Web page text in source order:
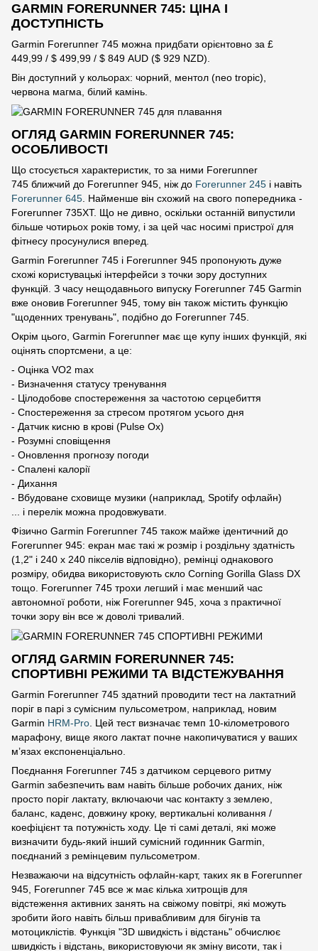
GARMIN FORERUNNER 745: ЦІНА І
ДОСТУПНІСТЬ
Garmin Forerunner 745 можна придбати орієнтовно за £
449,99 / $ 499,99 / $ 849 AUD ($ 929 NZD).
Він доступний у кольорах: чорний, ментол (neo tropic),
червона магма, білий камінь.
ОГЛЯД GARMIN FORERUNNER 745:
ОСОБЛИВОСТІ
Що стосується характеристик, то за ними Forerunner
745 ближчий до Forerunner 945, ніж до Forerunner 245 і навіть
Forerunner 645 . Найменше він схожий на свого попередника -
Forerunner 735XT. Що не дивно, оскільки останній випустили
більше чотирьох років тому, і за цей час носимі пристрої для
фітнесу просунулися вперед.
Garmin Forerunner 745 і Forerunner 945 пропонують дуже
схожі користувацькі інтерфейси з точки зору доступних
функцій. З часу нещодавнього випуску Forerunner 745 Garmin
вже оновив Forerunner 945, тому він також містить функцію
"щоденних тренувань", подібно до Forerunner 745.
Окрім цього, Garmin Forerunner має ще купу інших функцій, які
оцінять спортсмени, а це:
- Оцінка VO2 max
- Визначення статусу тренування
- Цілодобове спостереження за частотою серцебиття
- Спостереження за стресом протягом усього дня
- Датчик кисню в крові (Pulse Ox)
- Розумні сповіщення
- Оновлення прогнозу погоди
- Спалені калорії
- Дихання
- Вбудоване сховище музики (наприклад, Spotify офлайн)
... і перелік можна продовжувати.
Фізично Garmin Forerunner 745 також майже ідентичний до
Forerunner 945: екран має такі ж розмір і роздільну здатність
(1,2" і 240 x 240 пікселів відповідно), ремінці однакового
розміру, обидва використовують скло Corning Gorilla Glass DX
тощо. Forerunner 745 трохи легший і має менший час
автономної роботи, ніж Forerunner 945, хоча з практичної
точки зору він все ж доволі тривалий.
ОГЛЯД GARMIN FORERUNNER 745:
СПОРТИВНІ РЕЖИМИ ТА ВІДСТЕЖУВАННЯ
Garmin Forerunner 745 здатний проводити тест на лактатний
поріг в парі з сумісним пульсометром, наприклад, новим
Garmin HRM-Pro . Цей тест визначає темп 10-кілометрового
марафону, вище якого лактат почне накопичуватися у ваших
м’язах експоненціально.
Поєднання Forerunner 745 з датчиком серцевого ритму
Garmin забезпечить вам навіть більше робочих даних, ніж
просто поріг лактату, включаючи час контакту з землею,
баланс, каденс, довжину кроку, вертикальні коливання /
коефіцієнт та потужність ходу. Це ті самі деталі, які може
визначити будь-який інший сумісний годинник Garmin,
поєднаний з ремінцевим пульсометром.
Незважаючи на відсутність офлайн-карт, таких як в Forerunner
945, Forerunner 745 все ж має кілька хитрощів для
відстеження активних занять на свіжому повітрі, які можуть
зробити його навіть більш привабливим для бігунів та
мотоциклістів. Функція "3D швидкість і відстань" обчислює
швидкість і відстань, використовуючи як зміну висоти, так і